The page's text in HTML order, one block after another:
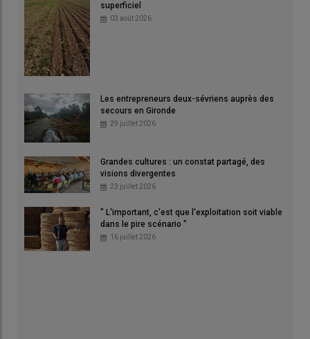
superficiel
03 août 2026
Les entrepreneurs deux-sévriens auprès des
secours en Gironde
29 juillet 2026
Grandes cultures : un constat partagé, des
visions divergentes
23 juillet 2026
" L'important, c'est que l'exploitation soit viable
dans le pire scénario "
16 juillet 2026